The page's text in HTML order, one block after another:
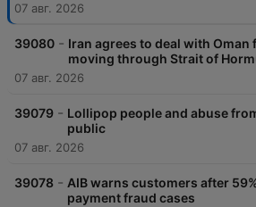
07 авг. 2026
39080 - Iran agrees to deal with Oman
moving through Strait of
07 авг. 2026
39079 - Lollipop people and abuse
public
07 авг. 2026
39078 - AIB warns customers after
payment fraud cases